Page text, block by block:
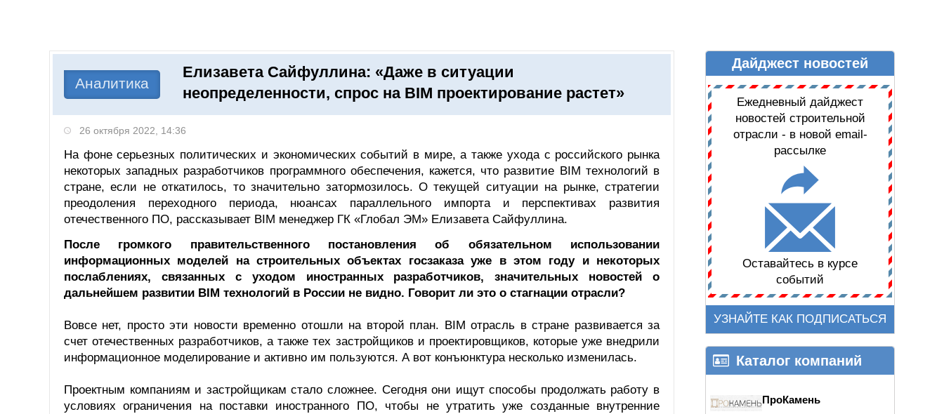
ДАЙДЖЕСТ НОВОСТЕЙ
Аналитика
Елизавета Сайфуллина: «Даже в ситуации
неопределенности, спрос на BIM проектирование растет»
26 октября 2022, 14:36
На фоне серьезных политических и экономических событий в мире, а также ухода с российского рынка
некоторых западных разработчиков программного обеспечения, кажется, что развитие BIM технологий в
стране, если не откатилось, то значительно затормозилось. О текущей ситуации на рынке, стратегии
преодоления переходного периода, нюансах параллельного импорта и перспективах развития
отечественного ПО, рассказывает BIM менеджер ГК «Глобал ЭМ» Елизавета Сайфуллина.
После громкого правительственного постановления об обязательном использовании
информационных моделей на строительных объектах госзаказа уже в этом году и некоторых
послаблениях, связанных с уходом иностранных разработчиков, значительных новостей о
дальнейшем развитии BIM технологий в России не видно. Говорит ли это о стагнации отрасли?
Вовсе нет, просто эти новости временно отошли на второй план. BIM отрасль в стране развивается за
счет отечественных разработчиков, а также тех застройщиков и проектировщиков, которые уже внедрили
информационное моделирование и активно им пользуются. А вот конъюнктура несколько изменилась.
Проектным компаниям и застройщикам стало сложнее. Сегодня они ищут способы продолжать работу в
условиях ограничения на поставки иностранного ПО, чтобы не утратить уже созданные внутренние
Дайджест новостей
Ежедневный дайджест
новостей строительной
отрасли - в новой email-
рассылке
Оставайтесь в курсе
событий
УЗНАЙТЕ КАК ПОДПИСАТЬСЯ
Каталог компаний
ПроКамень